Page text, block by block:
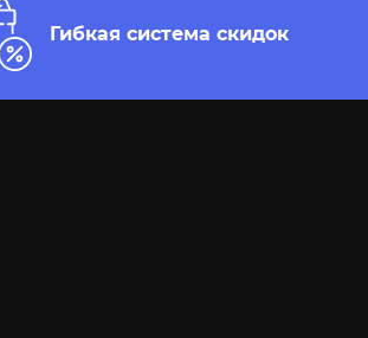
Гибкая система скидок